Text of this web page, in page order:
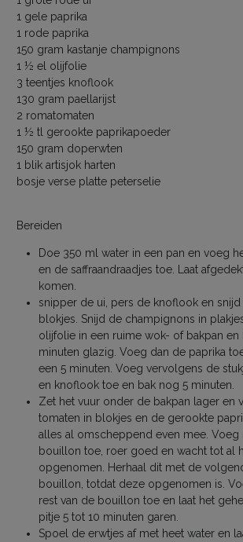
1 gele paprika
1 rode paprika
150 gram kastanje champignons
1 ½ el olijfolie
3 teentjes knoflook
130 gram paellarijst
2 romatomaten
1 ½ tl gerookte paprikapoeder
150 gram doperwten
1 blik artisjok harten
bosje verse platte peterselie
Bereiden
Doe 350 ml water in een pan en voeg
en de saffraandraadjes toe. Laat
komen.
snipper de ui, pers de knoflook en snijd
blokjes. Snijd de champignons in
olijfolie in een ruime wok- of bakpan en
minuten glazig. Voeg dan de paprika
een 5 minuten. Voeg vervolgens de
en knoflook toe en bak nog 5 minuten.
Zet het vuur onder de bakpan lager en
tomaten in blokjes en de gerookte
alles al omscheppend even mee. Voeg
bouillon toe, roer goed en wacht tot al
opgenomen. Herhaal dit met de
bouillon, totdat deze opgenomen is.
rest van de bouillon toe en laat het
pitje 5 tot 10 minuten garen.
Spoel de erwtjes af met heet water en